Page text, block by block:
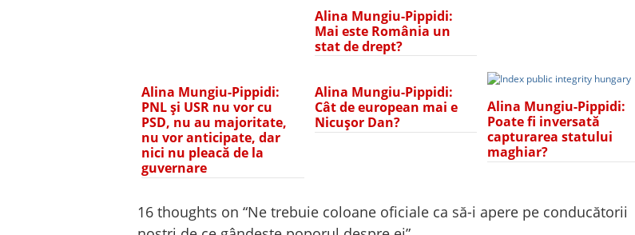
Alina Mungiu-Pippidi:
Mai este România un
stat de drept?
Alina Mungiu-Pippidi:
PNL și USR nu vor cu
PSD, nu au majoritate,
nu vor anticipate, dar
nici nu pleacă de la
guvernare
Alina Mungiu-Pippidi:
Cât de european mai e
Nicușor Dan?
Alina Mungiu-Pippidi:
Poate fi inversată
capturarea statului
maghiar?
16 thoughts on “Ne trebuie coloane oficiale ca să-i apere pe conducătorii